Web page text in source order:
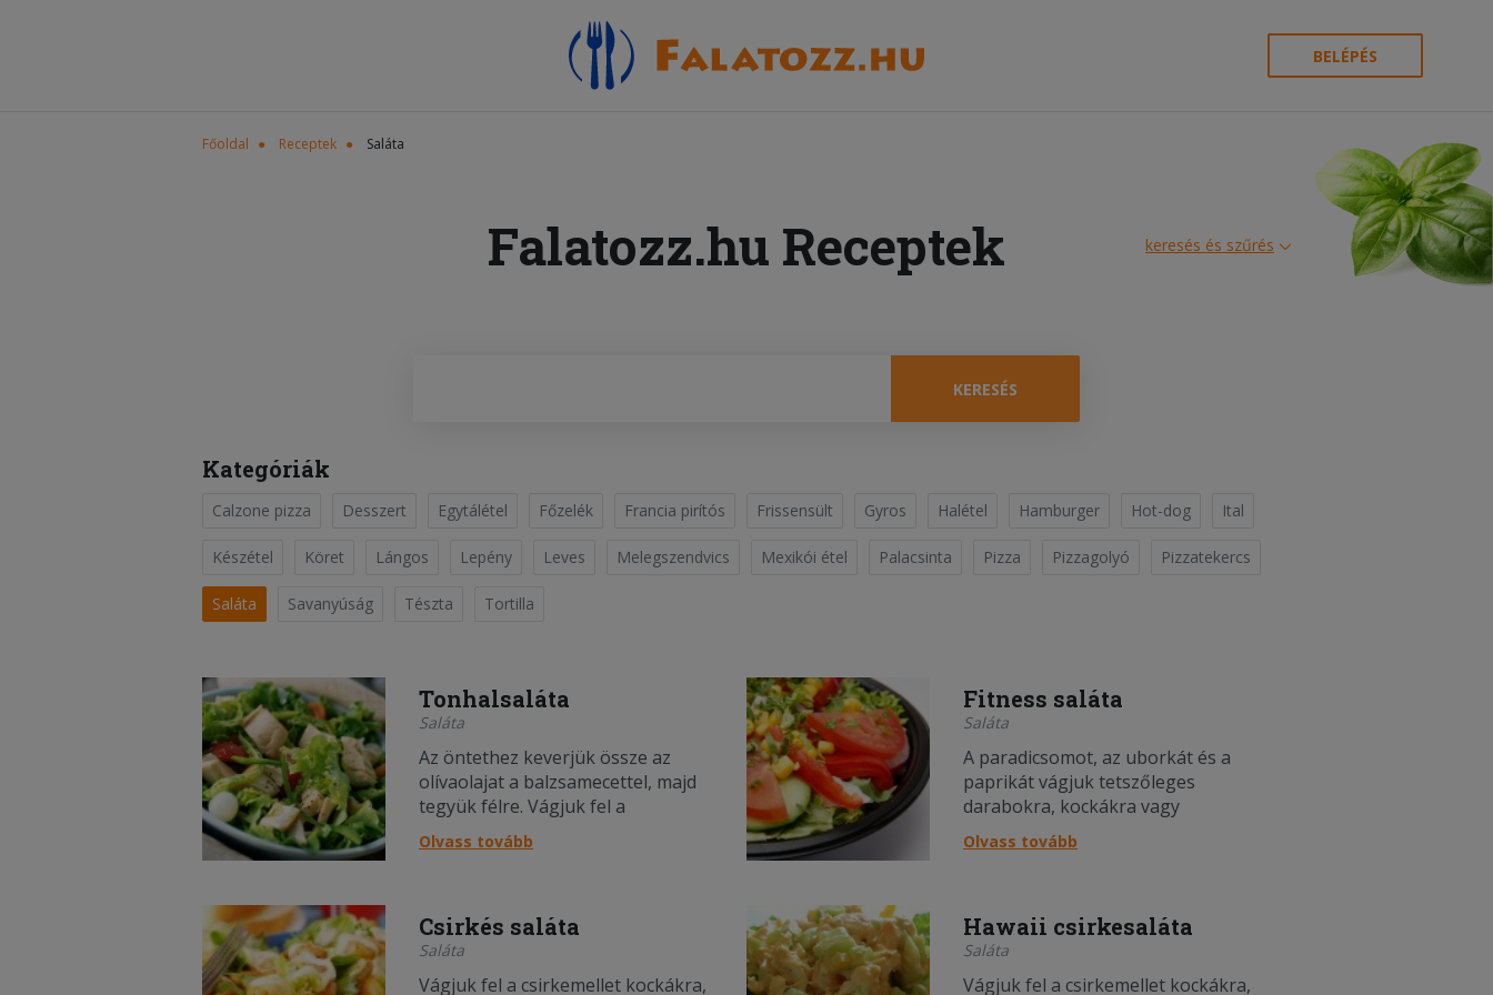
BELÉPÉS
Főoldal Receptek Saláta
Falatozz.hu Receptek keresés és szűrés
KERESÉS
Kategóriák
Calzone pizza Desszert Egytálétel Főzelék Francia pirítós Frissensült Gyros Halétel Hamburger Hot-dog Ital
Készétel Köret Lángos Lepény Leves Melegszendvics Mexikói étel Palacsinta Pizza Pizzagolyó Pizzatekercs
Saláta Savanyúság Tészta Tortilla
Tonhalsaláta
Saláta
Az öntethez keverjük össze az
olívaolajat a balzsamecettel, majd
tegyük félre. Vágjuk fel a
paradicsomot kockákra vagy
cikkekre, ha szeretnénk, akkor a
tálba. Helyezzük rá a lecsepegtetett
tonhal darabokat, majd öntsük le...;
Olvass tovább
Fitness saláta
Saláta
A paradicsomot, az uborkát és a
paprikát vágjuk tetszőleges
darabokra, kockákra vagy
szeletekre, tegyük egy nagy tálba és
sózzuk meg. A salátát szedjük
zöldséghez. A kukoricát
csepegtessük le, m....
Olvass tovább
Csirkés saláta
Saláta
Vágjuk fel a csirkemellet kockákra,
Hawaii csirkesaláta
Saláta
Vágjuk fel a csirkemellet kockákra,